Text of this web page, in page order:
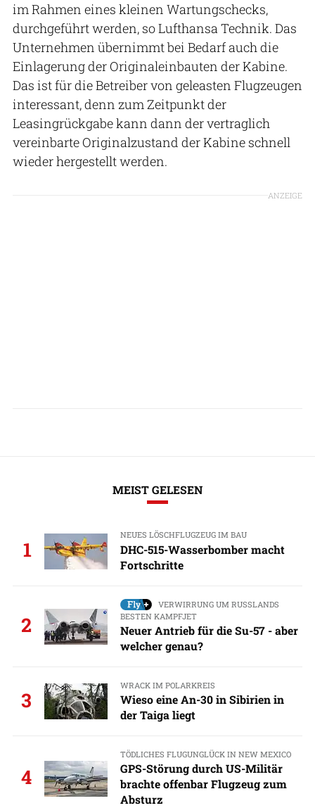
im Rahmen eines kleinen Wartungschecks,
durchgeführt werden, so Lufthansa Technik. Das
Unternehmen übernimmt bei Bedarf auch die
Einlagerung der Originaleinbauten der Kabine.
Das ist für die Betreiber von geleasten Flugzeugen
interessant, denn zum Zeitpunkt der
Leasingrückgabe kann dann der vertraglich
vereinbarte Originalzustand der Kabine schnell
wieder hergestellt werden.
ANZEIGE
MEIST GELESEN
1
NEUES LÖSCHFLUGZEUG IM BAU
DHC-515-Wasserbomber macht
Fortschritte
2
VERWIRRUNG UM RUSSLANDS
BESTEN KAMPFJET
Neuer Antrieb für die Su-57 - aber
welcher genau?
3
WRACK IM POLARKREIS
Wieso eine An-30 in Sibirien in
der Taiga liegt
4
TÖDLICHES FLUGUNGLÜCK IN NEW MEXICO
GPS-Störung durch US-Militär
brachte offenbar Flugzeug zum
Absturz